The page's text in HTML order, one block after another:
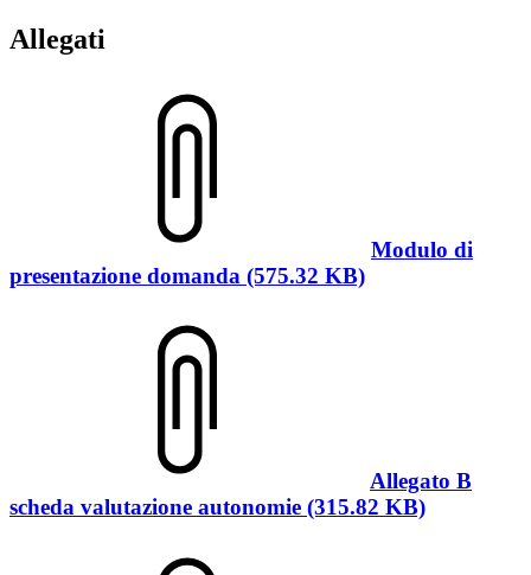
Allegati
Modulo di
presentazione domanda (575.32 KB)
Allegato B
scheda valutazione autonomie (315.82 KB)